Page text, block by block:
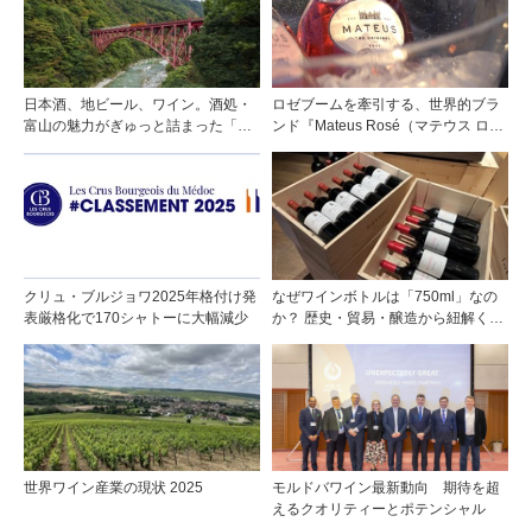
日本酒、地ビール、ワイン。酒処・
富山の魅力がぎゅっと詰まった「黒
ロゼブームを牽引する、世界的ブラ
ンド『Mateus Rosé（マテウス ロ
クリュ・ブルジョワ2025年格付け発
表厳格化で170シャトーに大幅減少
なぜワインボトルは「750ml」なの
か？ 歴史・貿易・醸造から紐解く4
世界ワイン産業の現状 2025
モルドバワイン最新動向 期待を超
えるクオリティーとポテンシャル